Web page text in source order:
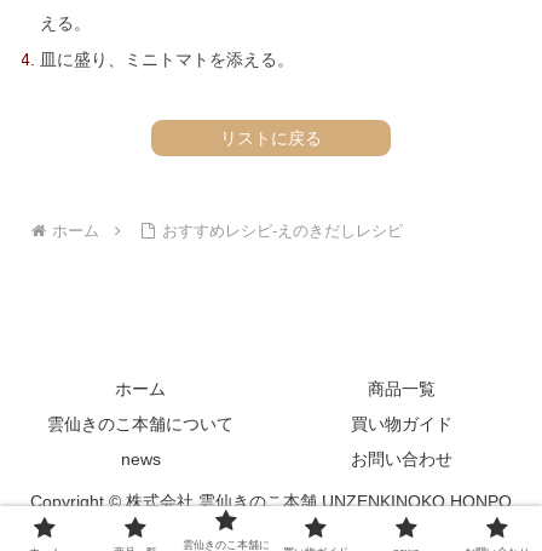
える。
皿に盛り、ミニトマトを添える。
リストに戻る
ホーム おすすめレシピ-えのきだしレシピ
ホーム
商品一覧
雲仙きのこ本舗について
買い物ガイド
news
お問い合わせ
Copyright © 株式会社 雲仙きのこ本舗 UNZENKINOKO HONPO
Co.,Ltd.All Rights Reserved.
雲仙きのこ本舗に